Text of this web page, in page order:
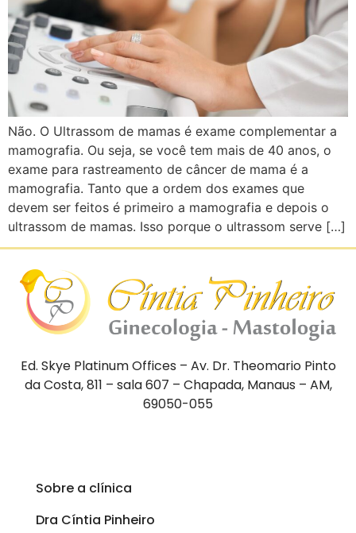
Não. O Ultrassom de mamas é exame complementar a
mamografia. Ou seja, se você tem mais de 40 anos, o
exame para rastreamento de câncer de mama é a
mamografia. Tanto que a ordem dos exames que
devem ser feitos é primeiro a mamografia e depois o
ultrassom de mamas. Isso porque o ultrassom serve […]
Ed. Skye Platinum Offices – Av. Dr. Theomario Pinto
da Costa, 811 – sala 607 – Chapada, Manaus – AM,
69050-055
Sobre a clínica
Dra Cíntia Pinheiro